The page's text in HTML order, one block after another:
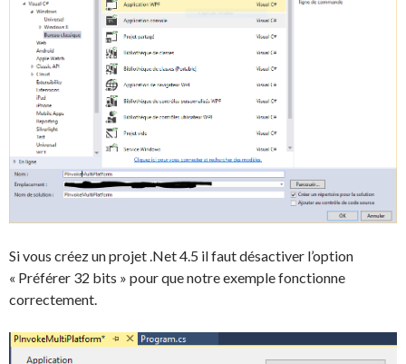
Si vous créez un projet .Net 4.5 il faut désactiver l’option
« Préférer 32 bits » pour que notre exemple fonctionne
correctement.